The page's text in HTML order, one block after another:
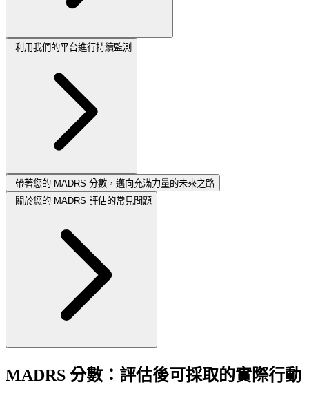
利用我們的平台進行持續監測
帶著您的 MADRS 分數，邁向充滿力量的未來之路
關於您的 MADRS 評估的常見問題
MADRS 分數：評估後可採取的實際行動